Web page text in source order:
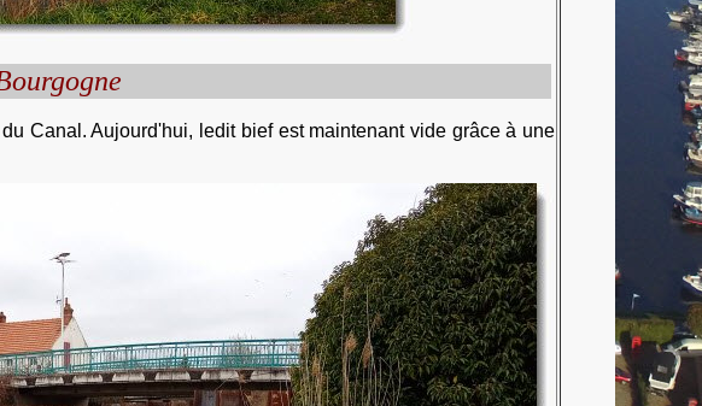
Canal. Aujourd'hui, ledit bief est maintenant vide grâce à une